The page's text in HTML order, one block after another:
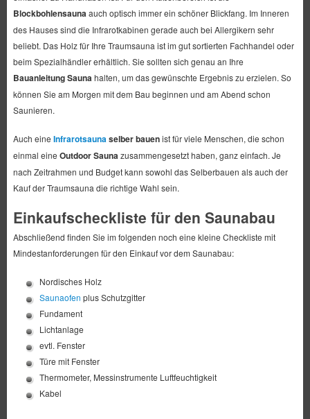
Blockbohlensauna auch optisch immer ein schöner Blickfang. Im Inneren
des Hauses sind die Infrarotkabinen gerade auch bei Allergikern sehr
beliebt. Das Holz für Ihre Traumsauna ist im gut sortierten Fachhandel oder
beim Spezialhändler erhältlich. Sie sollten sich genau an Ihre
Bauanleitung Sauna halten, um das gewünschte Ergebnis zu erzielen. So
können Sie am Morgen mit dem Bau beginnen und am Abend schon
Saunieren.
Auch eine Infrarotsaunaselber bauenist für viele Menschen, die schon
einmal eine Outdoor Sauna zusammengesetzt haben, ganz einfach. Je
nach Zeitrahmen und Budget kann sowohl das Selberbauen als auch der
Kauf der Traumsauna die richtige Wahl sein.
Einkaufscheckliste für den Saunabau
Abschließend finden Sie im folgenden noch eine kleine Checkliste mit
Mindestanforderungen für den Einkauf vor dem Saunabau:
Nordisches Holz
Saunaofen plus Schutzgitter
Fundament
Lichtanlage
evtl. Fenster
Türe mit Fenster
Thermometer, Messinstrumente Luftfeuchtigkeit
Kabel